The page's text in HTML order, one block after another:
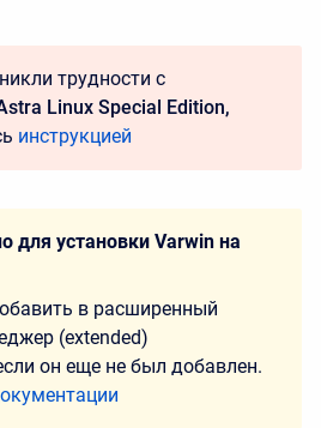
трудности с
Linux Special Edition,
инструкцией
для установки Varwin на
в расширенный
(extended)
он еще не был добавлен.